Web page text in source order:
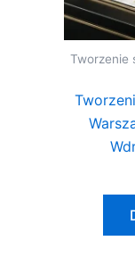
Tworzenie